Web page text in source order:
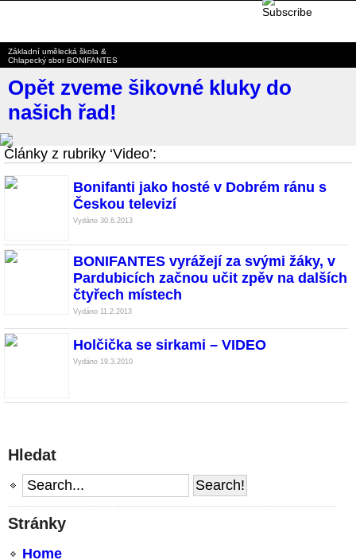
Základní umělecká škola &
Chlapecký sbor BONIFANTES
Opět zveme šikovné kluky do
našich řad!
Články z rubriky ‘Video’:
Bonifanti jako hosté v Dobrém ránu s
Českou televizí
Vydáno 30.6.2013
BONIFANTES vyrážejí za svými žáky, v
Pardubicích začnou učit zpěv na dalších
čtyřech místech
Vydáno 11.2.2013
Holčička se sirkami – VIDEO
Vydáno 19.3.2010
Hledat
Stránky
Home